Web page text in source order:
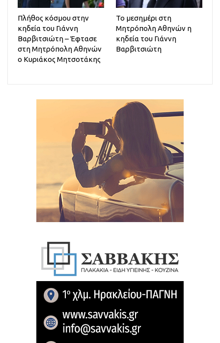
Πλήθος κόσμου στην
κηδεία του Γιάννη
Βαρβιτσιώτη – Έφτασε
στη Μητρόπολη Αθηνών
ο Κυριάκος Μητσοτάκης
Το μεσημέρι στη
Μητρόπολη Αθηνών η
κηδεία του Γιάννη
Βαρβιτσιώτη